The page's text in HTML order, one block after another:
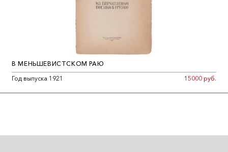
В МЕНЬШЕВИСТСКОМ РАЮ
Год выпуска 1921
15000 руб.